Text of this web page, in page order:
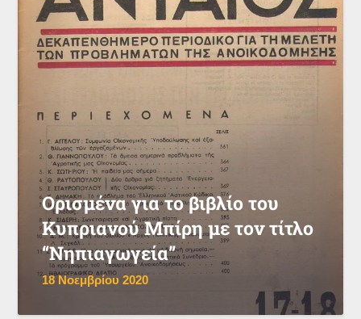
Ορισμένα για το βιβλίο του
Κυπριανού Μπίρη με τον τίτλο
“Νηπιαγωγεία”
18 Νοεμβρίου 2020